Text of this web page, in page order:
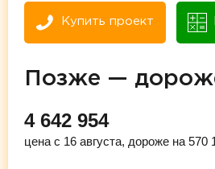
Купить проект
Позже —
4 642 954
цена с 16 августа, дороже на 570